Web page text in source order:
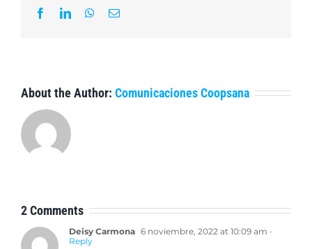
FacebookLinkedInWhatsApp
Email
About the Author: Comunicaciones Coopsana
2 Comments
Deisy Carmona 6 noviembre, 2022 at 10:09 am -
Reply